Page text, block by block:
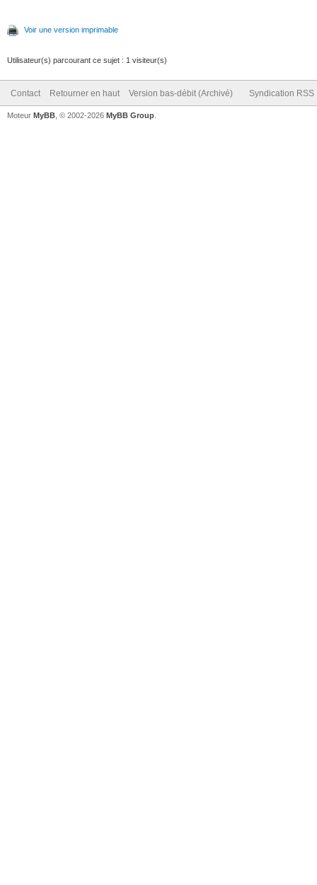
Voir une version imprimable
Utilisateur(s) parcourant ce sujet : 1 visiteur(s)
Contact Retourner en haut Version bas-débit (Archivé) Syndication RSS
Moteur MyBB , © 2002-2026 MyBB Group